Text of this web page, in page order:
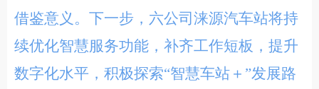
借鉴意义。下一步，六公司涞源汽车站将持
续优化智慧服务功能，补齐工作短板，提升
数字化水平，积极探索“智慧车站＋”发展路